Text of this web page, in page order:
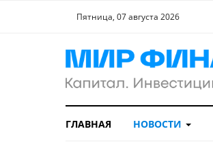
Пятница, 07 августа 2026
ГЛАВНАЯ НОВОСТИ